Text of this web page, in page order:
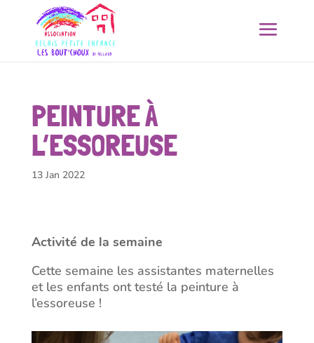
PEINTURE À
L’ESSOREUSE
13 Jan 2022
Activité de la semaine
Cette semaine les assistantes maternelles
et les enfants ont testé la peinture à
l’essoreuse !